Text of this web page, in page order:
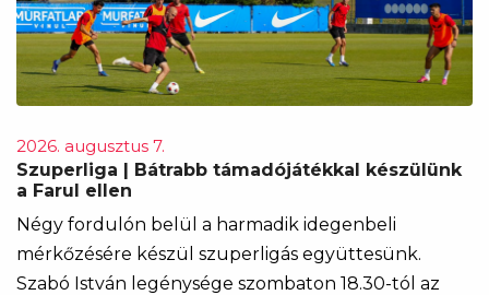
2026. augusztus 7.
Szuperliga | Bátrabb támadójátékkal készülünk
a Farul ellen
Négy fordulón belül a harmadik idegenbeli
mérkőzésére készül szuperligás együttesünk.
Szabó István legénysége szombaton 18.30-tól az